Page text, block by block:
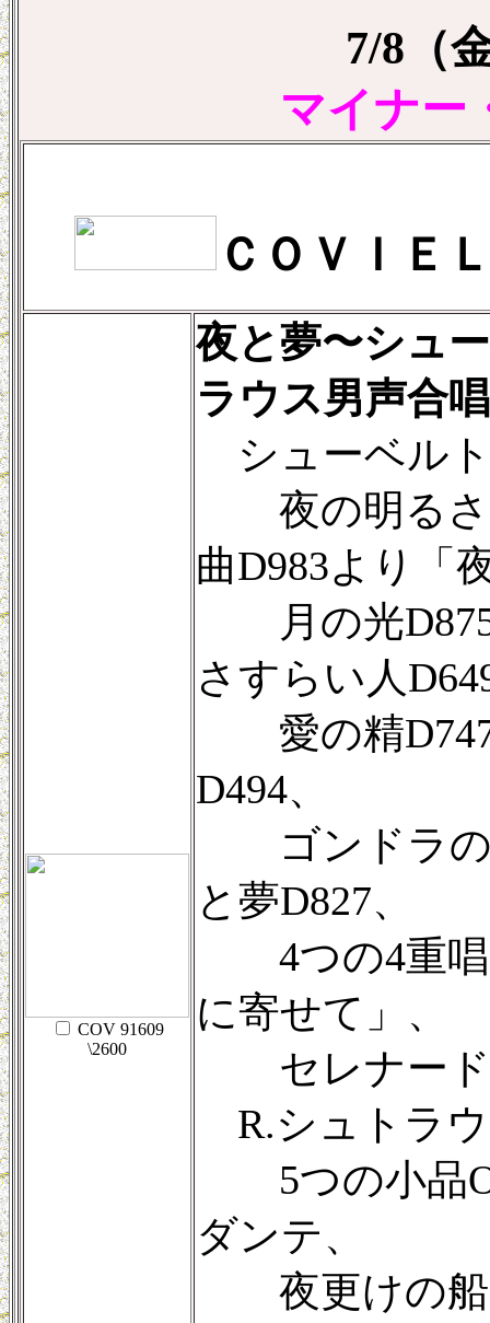
7/8（
マイナー
ＣＯＶＩＥ
COV 91609
\2600
夜と夢〜シュ
ラウス男声合
シューベル
夜の明るさ
曲D983より「
月の光D875
さすらい人
愛の精D747
D494、
ゴンドラの
と夢D827、
4つの4重唱
に寄せて」、
セレナード
R.シュトラ
5つの小品
ダンテ、
夜更けの船